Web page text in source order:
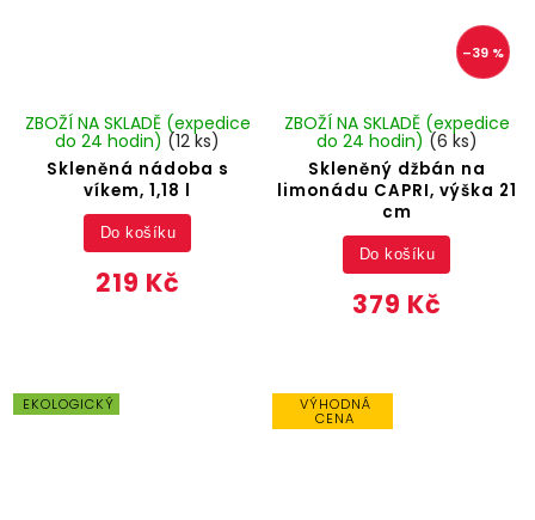
Skleněná nádoba s
víkem, 1,18 l
ZBOŽÍ NA SKLADĚ (expedice
do 24 hodin) (12 ks)
219 Kč
Do košíku
–39 %
Skleněný džbán na
limonádu CAPRI, výška 21
cm
ZBOŽÍ NA SKLADĚ (expedice
do 24 hodin) (6 ks)
379 Kč
Do košíku
EKOLOGICKÝ VÝHODNÁ
CENA